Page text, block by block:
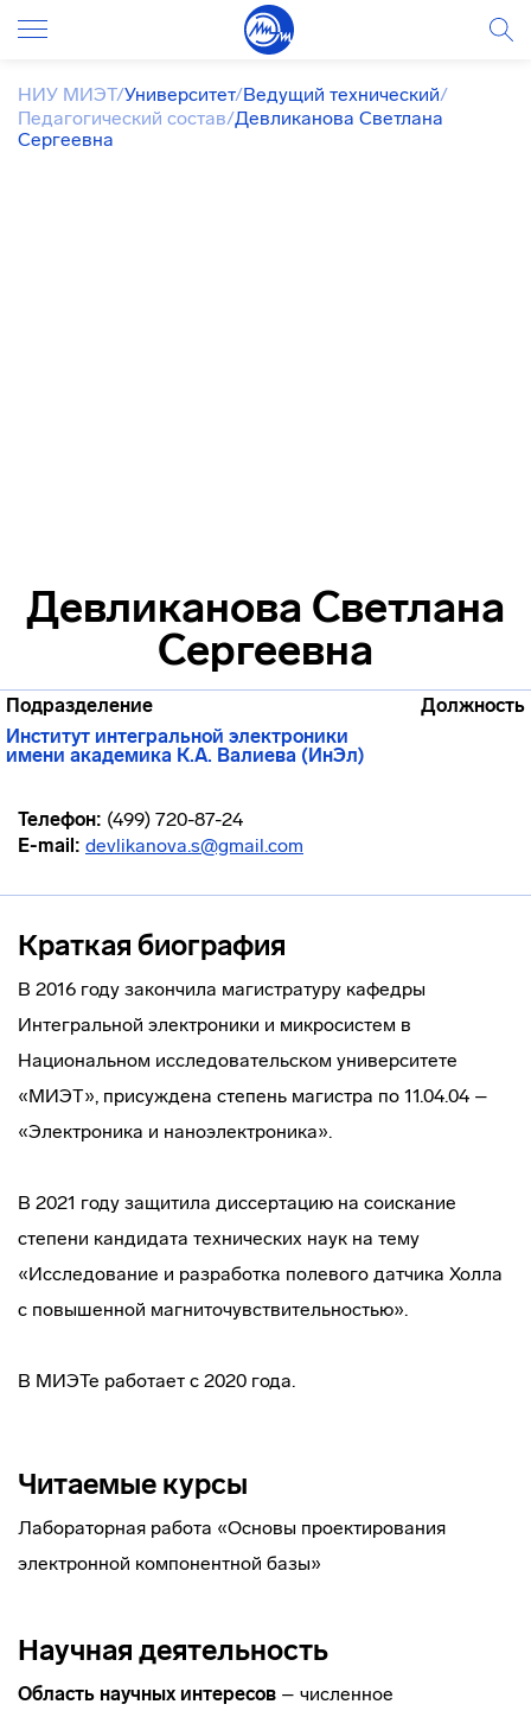
НИУ МИЭТ/Университет/Ведущий технический/
Педагогический состав/Девликанова Светлана
Сергеевна
Девликанова Светлана
Сергеевна
Подразделение
Должность
Институт интегральной электроники
имени академика К.А. Валиева (ИнЭл)
Телефон: (499) 720-87-24
E-mail: devlikanova.s@gmail.com
Краткая биография
В 2016 году закончила магистратуру кафедры
Интегральной электроники и микросистем в
Национальном исследовательском университете
«МИЭТ», присуждена степень магистра по 11.04.04 –
«Электроника и наноэлектроника».
В 2021 году защитила диссертацию на соискание
степени кандидата технических наук на тему
«Исследование и разработка полевого датчика Холла
с повышенной магниточувствительностью».
В МИЭТе работает с 2020 года.
Читаемые курсы
Лабораторная работа «Основы проектирования
электронной компонентной базы»
Научная деятельность
Область научных интересов – численное